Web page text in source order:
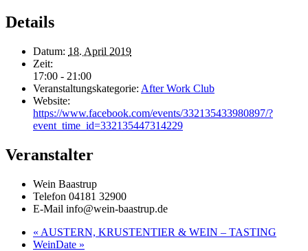
Details
Datum: 18. April 2019
Zeit:
17:00 - 21:00
Veranstaltungskategorie: After Work Club
Website:
https://www.facebook.com/events/332135433980897/?
event_time_id=332135447314229
Veranstalter
Wein Baastrup
Telefon 04181 32900
E-Mail info@wein-baastrup.de
« AUSTERN, KRUSTENTIER & WEIN – TASTING
WeinDate »